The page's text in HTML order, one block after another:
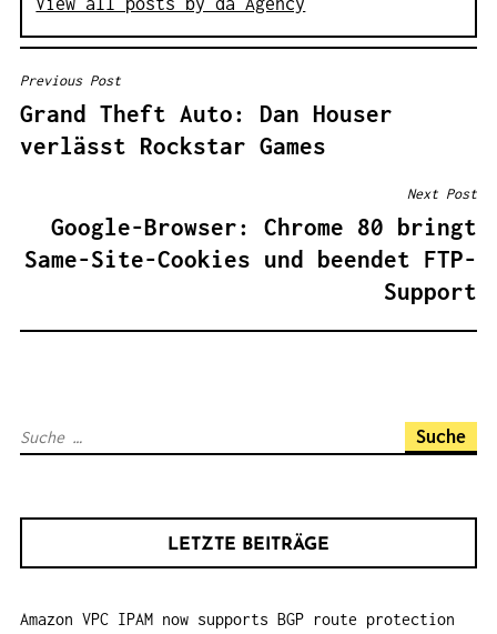
B
E
I
A
I
I
Previous Post
Grand Theft Auto: Dan Houser
verlässt Rockstar Games
Next Post
Google-Browser: Chrome 80 bringt
Same-Site-Cookies und beendet FTP-
Support
S
a
LETZTE BEITRÄGE
Amazon VPC IPAM now supports BGP route protection